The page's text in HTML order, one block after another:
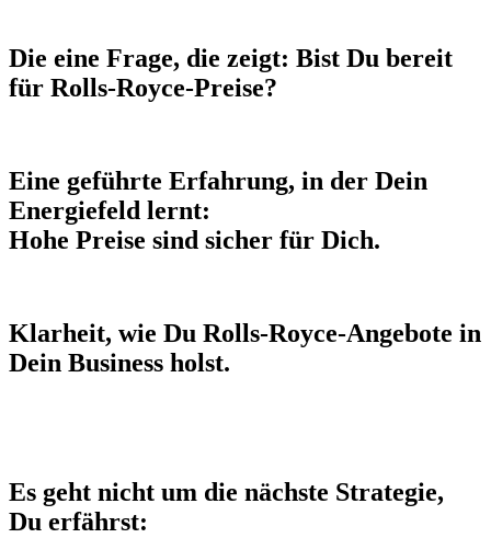
Die eine Frage, die zeigt: Bist Du bereit
für Rolls‑Royce‑Preise?
Eine geführte Erfahrung, in der Dein
Energiefeld lernt:
Hohe Preise sind sicher für Dich.
Klarheit, wie Du Rolls‑Royce‑Angebote in
Dein Business holst.
Es geht nicht um die nächste Strategie,
Du erfährst: